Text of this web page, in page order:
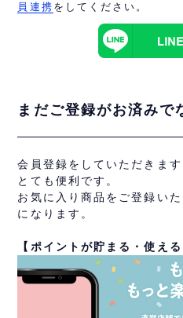
員連携 をしてください。
まだご登録がお済みで
会員登録をしていただきま
とても便利です。
お気に入り商品をご登録い
になります。
【ポイントが貯まる・使え